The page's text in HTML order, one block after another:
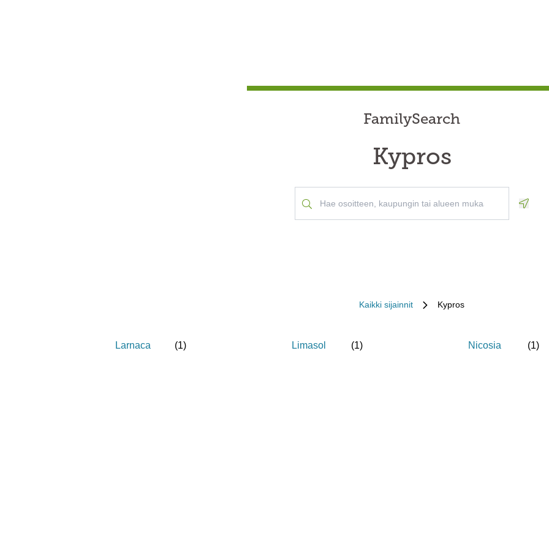
FamilySearch
Kypros
Kaikki sijainnit Kypros
Larnaca (1) Limasol (1) Nicosia (1)